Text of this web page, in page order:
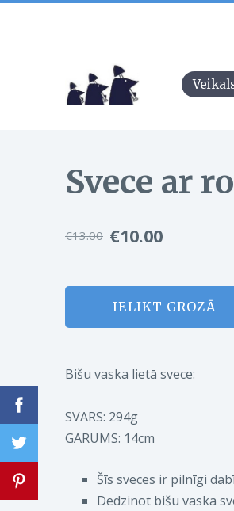
Svece ar
€13.00 €10.00
IELIKT GROZĀ
Bišu vaska lietā svece:
SVARS: 294g
GARUMS: 14cm
Šīs sveces ir pilnīgi
Dedzinot bišu vaska